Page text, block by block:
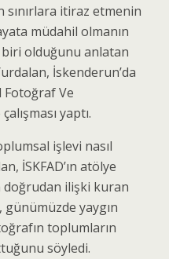
sınırlara itiraz etmenin
müdahil olmanın
biri olduğunu anlatan
İskenderun’da
Ve
yaptı.
işlevi nasıl
İSKFAD’ın atölye
doğrudan ilişki kuran
yaygın
toplumların
söyledi.